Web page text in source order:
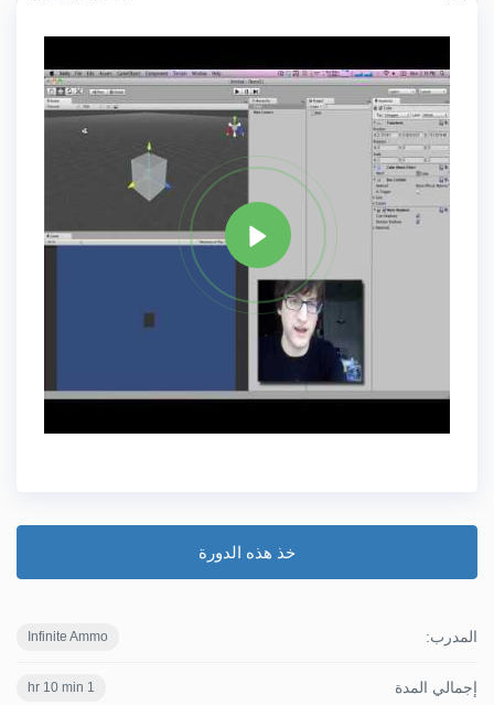
علامة UNITY مشاركة
خذ هذه الدورة
المدرب: Infinite Ammo
إجمالي المدة 1 hr 10 min